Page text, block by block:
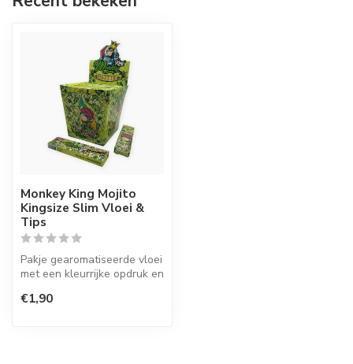
Monkey King Mojito
Kingsize Slim Vloei &
Tips
Pakje gearomatiseerde vloei
met een kleurrijke opdruk en
€1,90